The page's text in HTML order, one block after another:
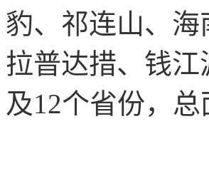
豹、祁连山、
拉普达措、钱
及12个省份，